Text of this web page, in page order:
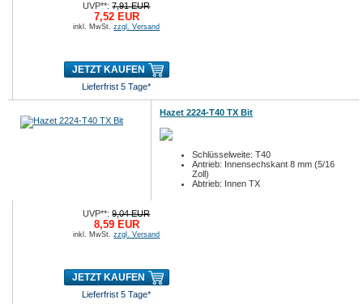
UVP**:7,91 EUR
7,52 EUR
inkl. MwSt.zzgl. Versand
JETZT KAUFEN
Lieferfrist 5 Tage*
Hazet 2224-T40 TX Bit
Schlüsselweite: T40
Antrieb: Innensechskant 8 mm (5/16
Zoll)
Abtrieb: Innen TX
UVP**:9,04 EUR
8,59 EUR
inkl. MwSt.zzgl. Versand
JETZT KAUFEN
Lieferfrist 5 Tage*